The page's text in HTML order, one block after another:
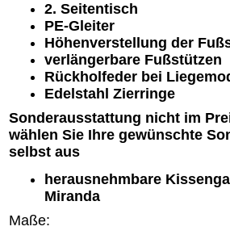
2. Seitentisch
PE-Gleiter
Höhenverstellung der
verlängerbare Fußstützen
Rückholfeder bei
Edelstahl Zierringe
Sonderausstattung nicht im
wählen Sie Ihre gewünschte
selbst aus
herausnehmbare
Miranda
Maße: